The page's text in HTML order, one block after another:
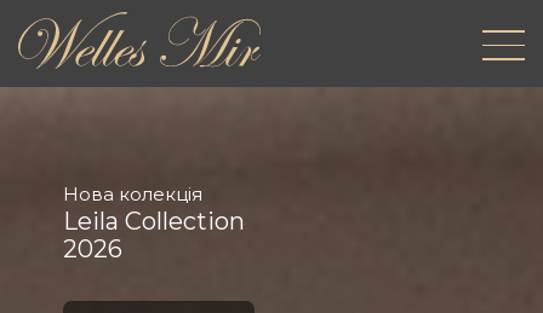
Нова колекція
Leila Collection
2026